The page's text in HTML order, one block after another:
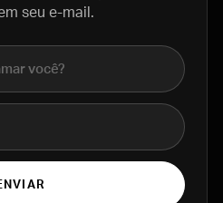
seu e-mail.